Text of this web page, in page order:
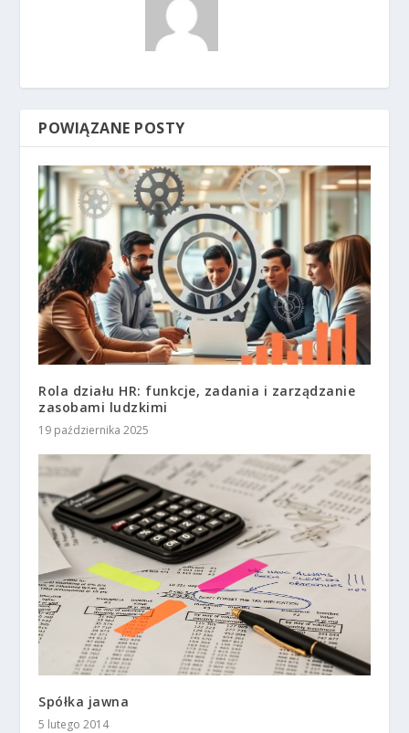
POWIĄZANE POSTY
Rola działu HR: funkcje, zadania i zarządzanie
zasobami ludzkimi
19 października 2025
Spółka jawna
5 lutego 2014